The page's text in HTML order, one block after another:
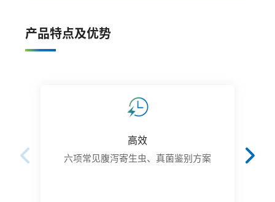
产品特点及优势
高效
六项常见腹泻寄生虫、真菌鉴别方案